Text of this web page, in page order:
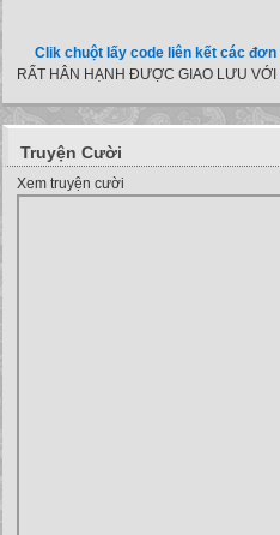
chuột lấy code liên kết các đơn vị!
RẤT HÂN HẠNH ĐƯỢC GIAO LƯU
Truyện Cười
Xem truyện cười